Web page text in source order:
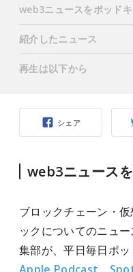
シェア
web3ニュース
ブロックチェーン・
ックについてのニュ
集部が、平日毎日ポッ
web3ニュースをポッドキ
紹介したニュース
再生は以下から